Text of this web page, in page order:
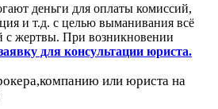
деньги для оплаты комиссий,
и т.д. с целью выманивания всё
с жертвы. При возникновении
для консультации юриста.
или юриста на